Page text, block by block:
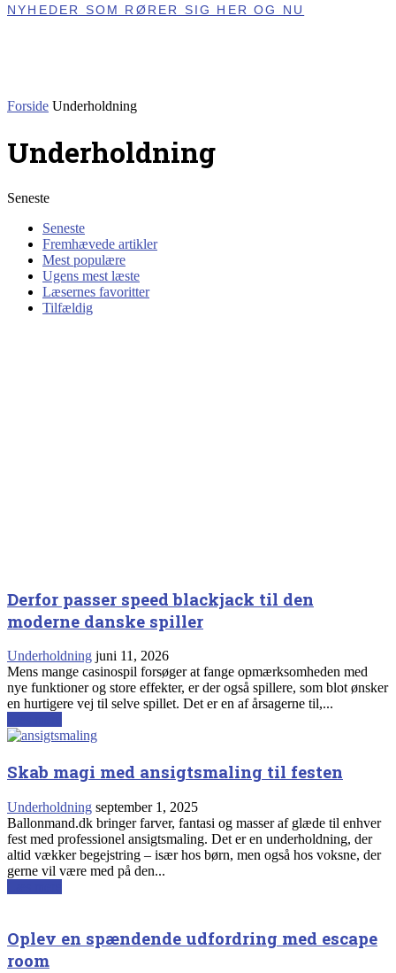
NYHEDER SOM RØRER SIG HER OG NU
Forside Underholdning
Underholdning
Seneste
Seneste
Fremhævede artikler
Mest populære
Ugens mest læste
Læsernes favoritter
Tilfældig
Derfor passer speed blackjack til den
moderne danske spiller
Underholdning juni 11, 2026
Mens mange casinospil forsøger at fange opmærksomheden med
nye funktioner og store effekter, er der også spillere, som blot ønsker
en hurtigere vej til selve spillet. Det er en af årsagerne til,...
Skab magi med ansigtsmaling til festen
Underholdning september 1, 2025
Ballonmand.dk bringer farver, fantasi og masser af glæde til enhver
fest med professionel ansigtsmaling. Det er en underholdning, der
altid vækker begejstring – især hos børn, men også hos voksne, der
gerne vil være med på den...
Oplev en spændende udfordring med escape
room